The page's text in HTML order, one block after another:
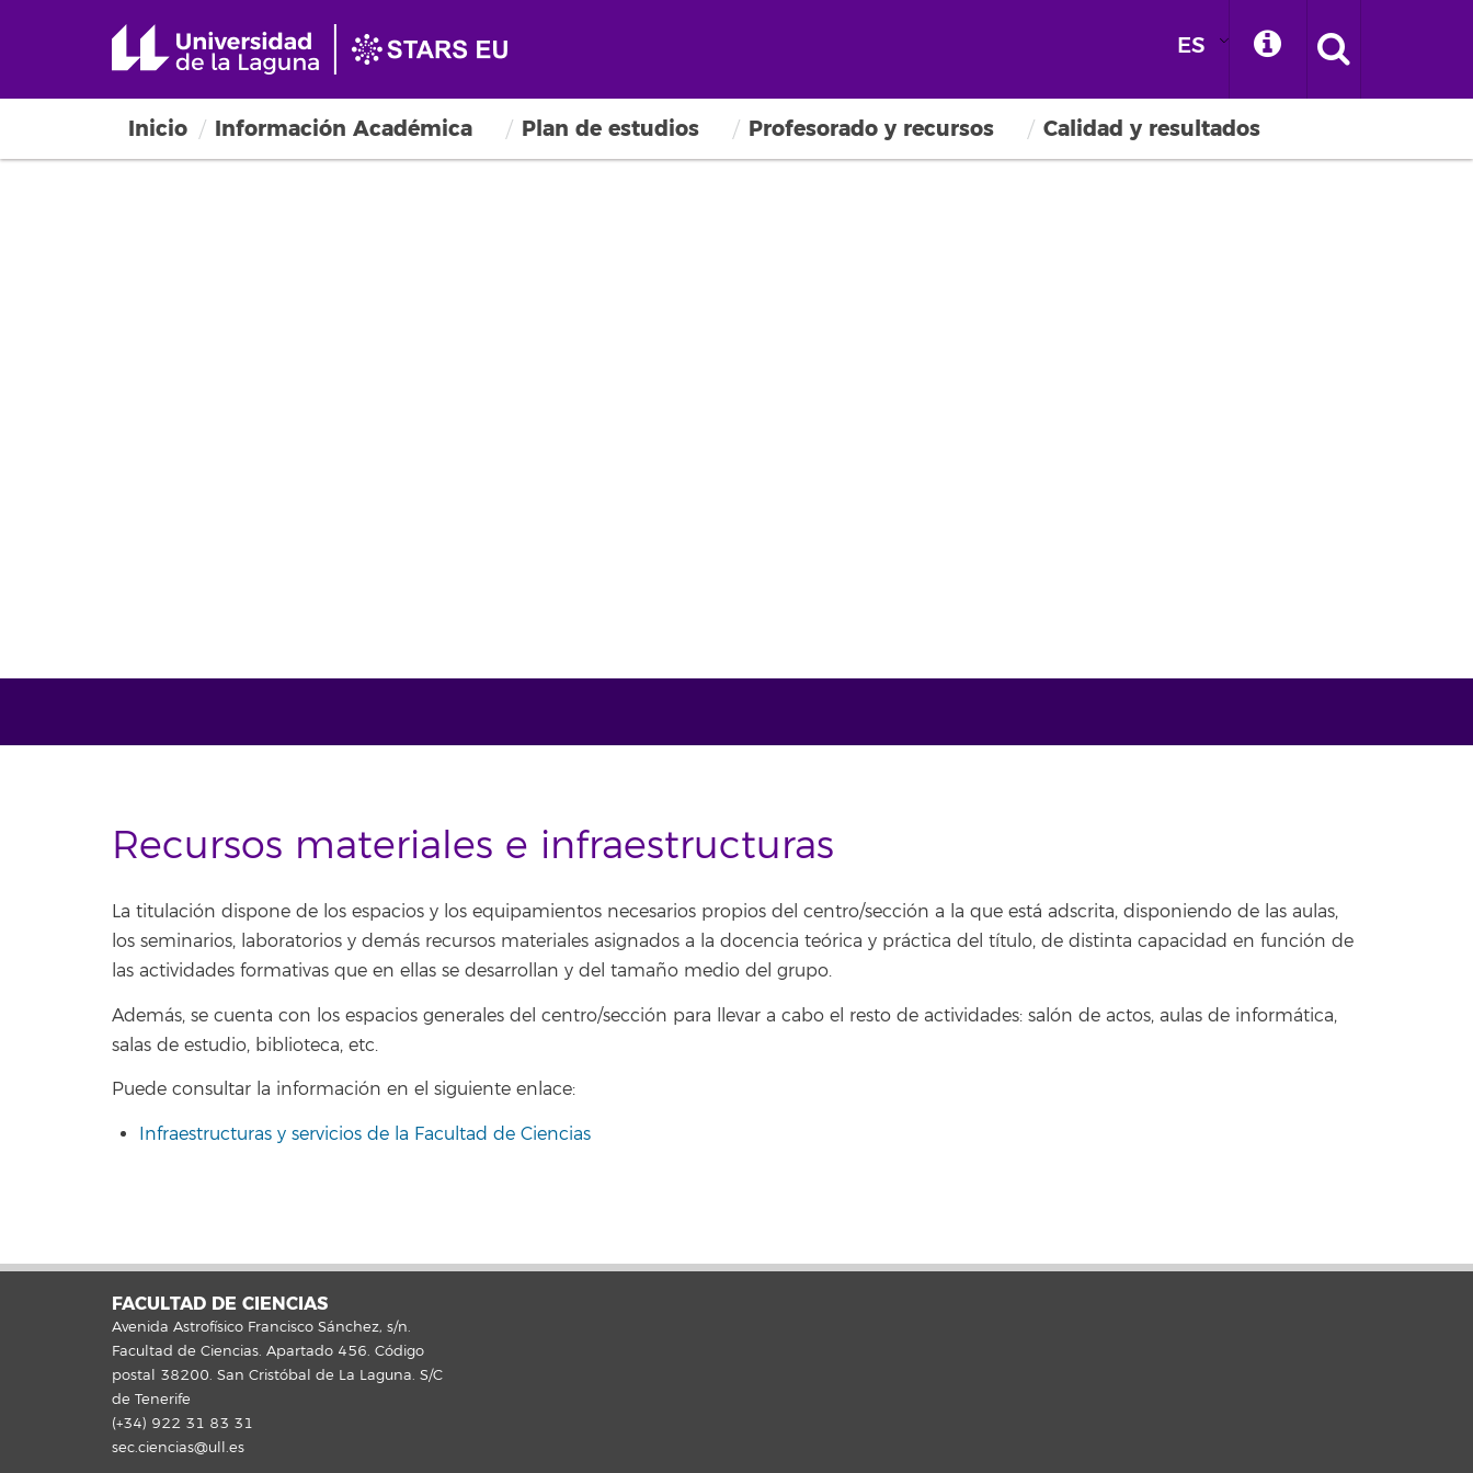
ES
Inicio Información Académica Plan de estudios Profesorado y recursos Calidad y resultados
Recursos materiales e infraestructuras
La titulación dispone de los espacios y los equipamientos necesarios propios del centro/sección a la que está adscrita, disponiendo de las aulas,
los seminarios, laboratorios y demás recursos materiales asignados a la docencia teórica y práctica del título, de distinta capacidad en función de
las actividades formativas que en ellas se desarrollan y del tamaño medio del grupo.
Además, se cuenta con los espacios generales del centro/sección para llevar a cabo el resto de actividades: salón de actos, aulas de informática,
salas de estudio, biblioteca, etc.
Puede consultar la información en el siguiente enlace:
Infraestructuras y servicios de la Facultad de Ciencias
FACULTAD DE CIENCIAS
Avenida Astrofísico Francisco Sánchez, s/n.
Facultad de Ciencias. Apartado 456. Código
postal 38200. San Cristóbal de La Laguna. S/C
de Tenerife
(+34) 922 31 83 31
sec.ciencias@ull.es